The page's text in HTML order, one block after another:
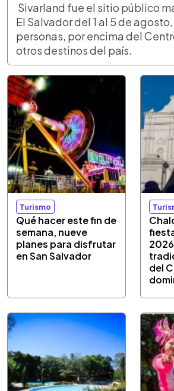
Sivarland fue el sitio público
El Salvador del 1 al 5 de
personas, por encima del
otros destinos del país.
Turismo
Qué hacer este fin de
semana, nueve
planes para disfrutar
en San Salvador
del